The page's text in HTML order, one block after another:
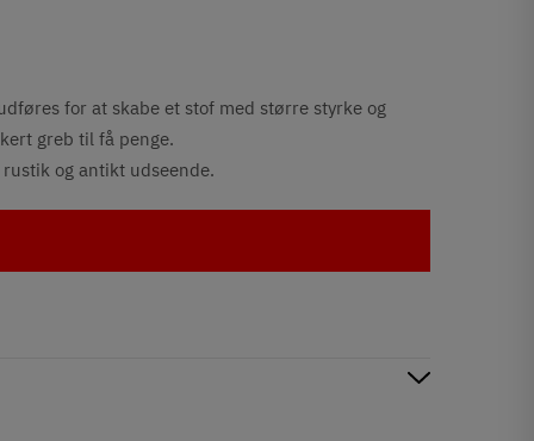
for at skabe et stof med større styrke og
greb til få penge.
og antikt udseende.